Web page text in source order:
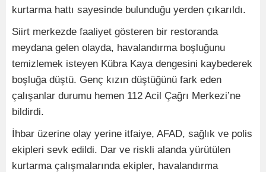
kurtarma hattı sayesinde bulunduğu yerden çıkarıldı.
Siirt merkezde faaliyet gösteren bir restoranda
meydana gelen olayda, havalandırma boşluğunu
temizlemek isteyen Kübra Kaya dengesini kaybederek
boşluğa düştü. Genç kızın düştüğünü fark eden
çalışanlar durumu hemen 112 Acil Çağrı Merkezi’ne
bildirdi.
İhbar üzerine olay yerine itfaiye, AFAD, sağlık ve polis
ekipleri sevk edildi. Dar ve riskli alanda yürütülen
kurtarma çalışmalarında ekipler, havalandırma